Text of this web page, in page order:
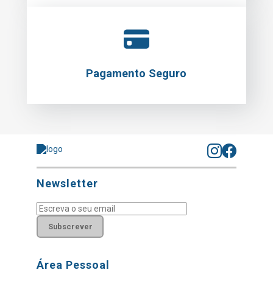
Pagamento Seguro
Newsletter
Subscrever
Área Pessoal